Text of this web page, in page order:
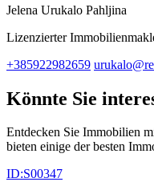
Jelena Urukalo Pahljina
Lizenzierter
+385922982659
Könnte Sie
Entdecken Sie Immobilien
bieten einige der besten
ID:S00347